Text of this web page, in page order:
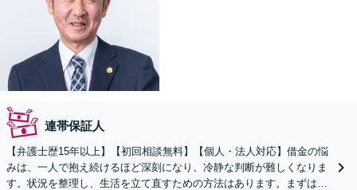
連帯保証人
【弁護士歴15年以上】【初回相談無料】【個人・法人対応】借金の悩
みは、一人で抱え続けるほど深刻になり、冷静な判断が難しくなりま
す。状況を整理し、生活を立て直すための方法はあります。まずは当